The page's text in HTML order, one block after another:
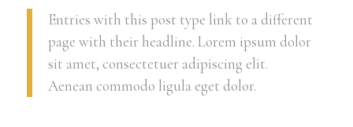
Entries with this post type link to a different
page with their headline. Lorem ipsum dolor
sit amet, consectetuer adipiscing elit.
Aenean commodo ligula eget dolor.